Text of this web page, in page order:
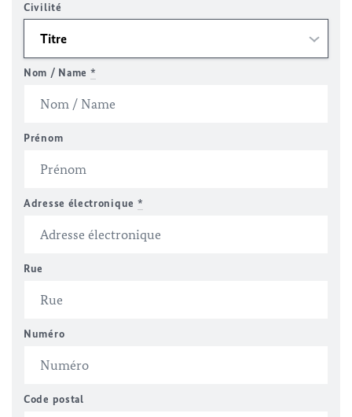
Civilité
Nom / Name *
Prénom
Adresse électronique *
Rue
Numéro
Code postal